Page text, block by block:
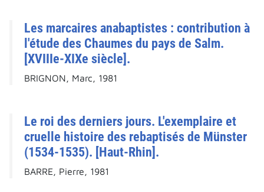
Les marcaires anabaptistes : contribution à
l'étude des Chaumes du pays de Salm.
[XVIIIe-XIXe siècle].
BRIGNON, Marc, 1981
Le roi des derniers jours. L'exemplaire et
cruelle histoire des rebaptisés de Münster
(1534-1535). [Haut-Rhin].
BARRE, Pierre, 1981